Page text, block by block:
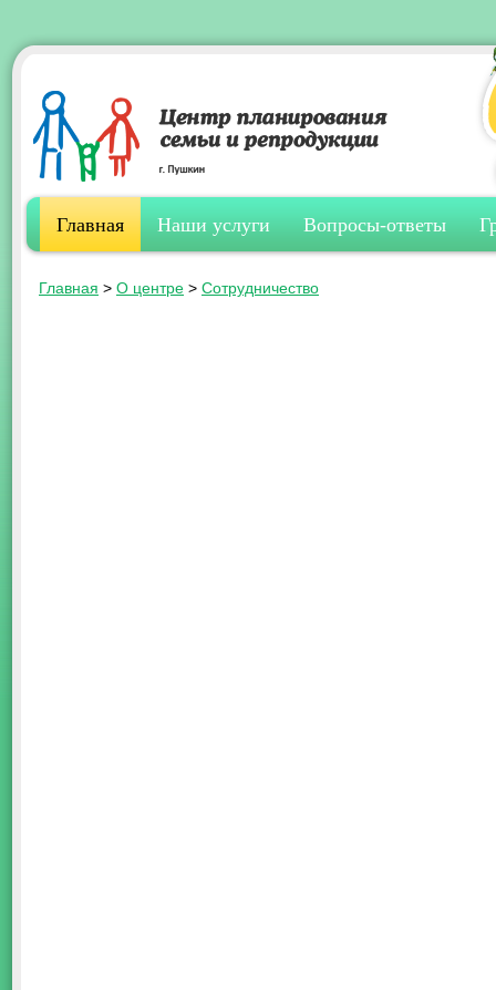
Главная Наши услуги Вопросы-ответы
Главная > О центре > Сотрудничество